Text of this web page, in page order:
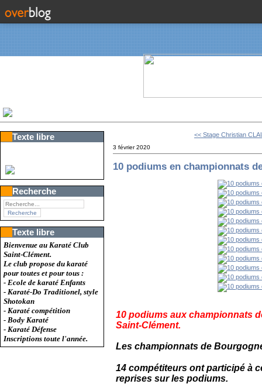
Texte libre
Recherche
Texte libre
Bienvenue au Karaté Club
Saint-Clément.
Le club propose du karaté
pour toutes et pour tous :
- Ecole de karaté Enfants
- Karaté-Do Traditionel, style
Shotokan
- Karaté compétition
- Body Karaté
- Karaté Défense
Inscriptions toute l'année.
<< Stage Christian
3 février 2020
10 podiums en championnats
10 podiums aux championnats
Saint-Clément.
Les championnats de
14 compétiteurs ont participé à
reprises sur les podiums.